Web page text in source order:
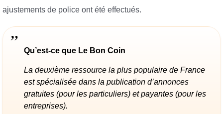
ajustements de police ont été effectués.
Qu’est-ce que Le Bon Coin
La deuxième ressource la plus populaire de France
est spécialisée dans la publication d’annonces
gratuites (pour les particuliers) et payantes (pour les
entreprises).